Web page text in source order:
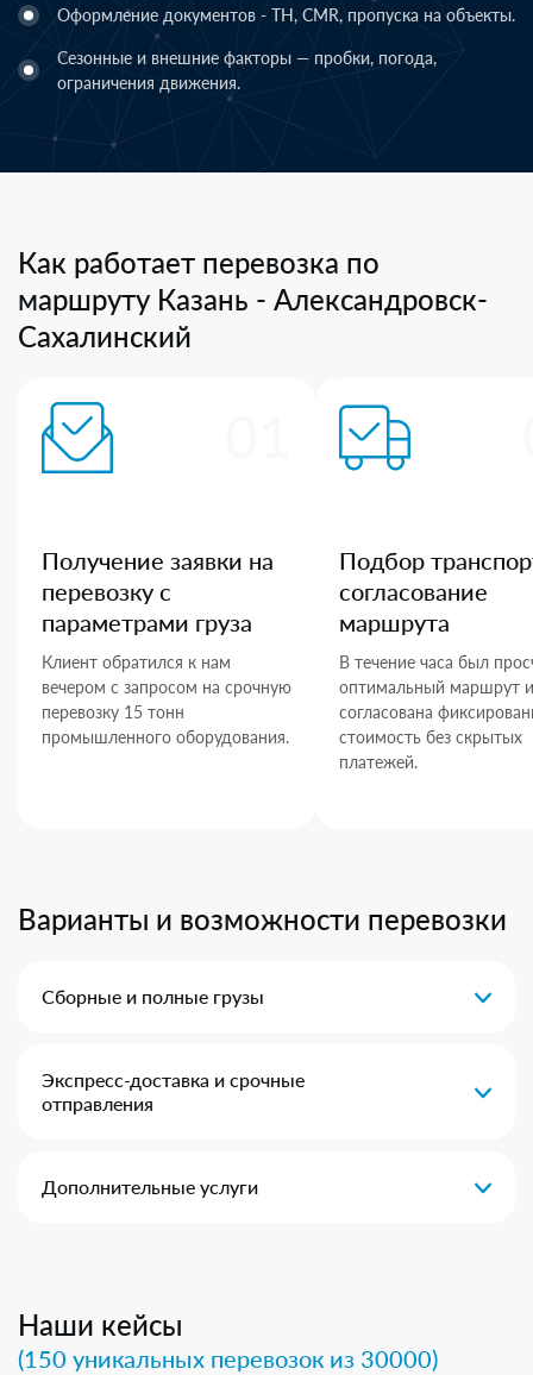
Оформление документов - ТН, CMR, пропуска на объекты.
Сезонные и внешние факторы — пробки, погода,
ограничения движения.
Как работает перевозка по
маршруту Казань - Александровск-
Сахалинский
Получение заявки на
перевозку с
параметрами груза
Клиент обратился к нам
вечером с запросом на срочную
перевозку 15 тонн
промышленного оборудования.
Подбор
согласование
маршрута
В течение часа был
оптимальный маршрут и
согласована
стоимость без скрытых
платежей.
Варианты и возможности перевозки
Сборные и полные грузы
Экспресс-доставка и срочные
отправления
Дополнительные услуги
Наши кейсы
(150 уникальных перевозок из 30000)